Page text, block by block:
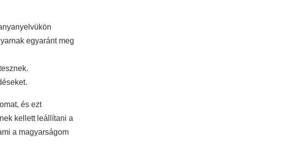
egyaránt meg
és ezt
kellett leállítani a
a magyarságom